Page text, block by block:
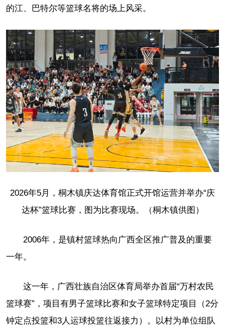
的江、巴特尔等篮球名将的场上风采。
2026年5月，桐木镇庆达体育馆正式开馆运营并举办“庆
达杯”篮球比赛，图为比赛现场。（桐木镇供图）
2006年，是镇村篮球热向广西全区推广普及的重要
一年。
这一年，广西壮族自治区体育局举办首届“万村农民
篮球赛”，项目有男子篮球比赛和女子篮球特定项目（2分
钟定点投篮和3人运球投篮往返接力）。以村为单位组队